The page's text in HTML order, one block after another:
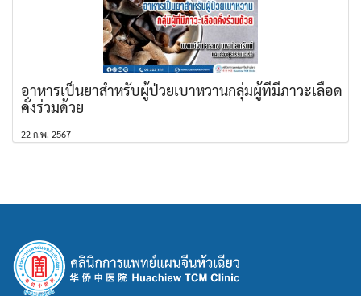
อาหารเป็นยาสำหรับผู้ป่วยเบาหวานกลุ่มผู้ที่มีภาวะเลือด
คั่งร่วมด้วย
22 ก.พ. 2567